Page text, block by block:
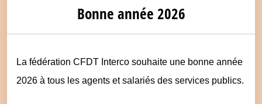
Bonne année 2026
La fédération CFDT Interco souhaite une bonne année
2026 à tous les agents et salariés des services publics.